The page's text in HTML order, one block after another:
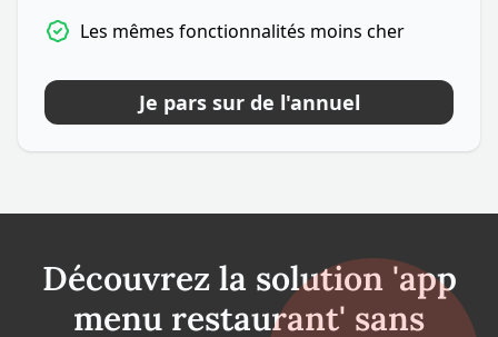
Les mêmes fonctionnalités moins cher
Je pars sur de l'annuel
Découvrez la solution 'app
menu restaurant' sans